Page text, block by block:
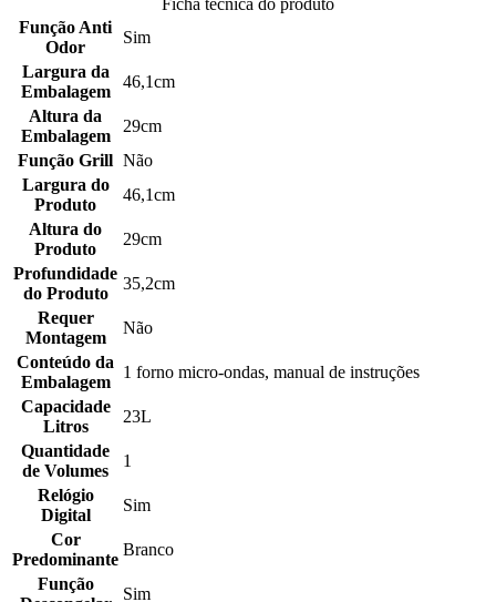
Ficha tecnica do produto
Função Anti
Odor
Sim
Largura da
Embalagem
46,1cm
Altura da
Embalagem
29cm
Função Grill Não
Largura do
Produto
46,1cm
Altura do
Produto
29cm
Profundidade
do Produto
35,2cm
Requer
Montagem
Não
Conteúdo da
Embalagem
1 forno micro-ondas, manual de instruções
Capacidade
Litros
23L
Quantidade
de Volumes
1
Relógio
Digital
Sim
Cor
Predominante
Branco
Função
Sim